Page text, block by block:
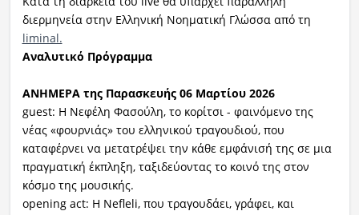
διερμηνεία στην Ελληνική Νοηματική Γλώσσα από τη
liminal.
Αναλυτικό Πρόγραμμα
ΑΝΗΜΕΡΑ της Παρασκευής 06 Μαρτίου 2026
guest: Η Νεφέλη Φασούλη, το κορίτσι - φαινόμενο της
νέας «φουρνιάς» του ελληνικού τραγουδιού, που
καταφέρνει να μετατρέψει την κάθε εμφάνισή της σε μια
πραγματική έκπληξη, ταξιδεύοντας το κοινό της στον
κόσμο της μουσικής.
opening act: Η Nefleli, που τραγουδάει, γράφει, και